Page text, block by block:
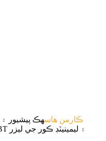
ڪارمن هاسهڪ پيشيور ۽